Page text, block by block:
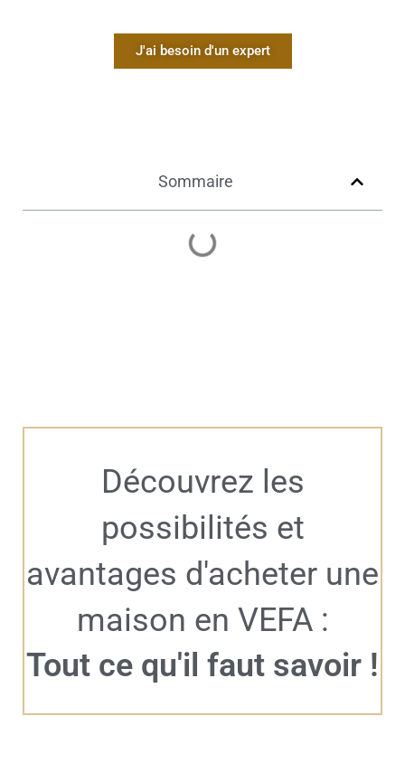
J'ai besoin d'un expert
Sommaire
Découvrez les
possibilités et
avantages d'acheter une
maison en VEFA :
Tout ce qu'il faut savoir !